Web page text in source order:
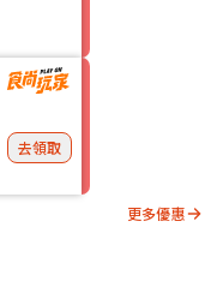
去領取
更多優惠